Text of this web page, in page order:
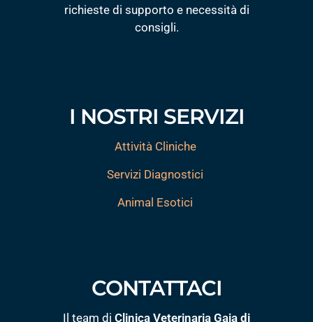
richieste di supporto e necessità di
consigli.
I NOSTRI SERVIZI
Attività Cliniche
Servizi Diagnostici
Animal Esotici
CONTATTACI
Il team di Clinica Veterinaria Gaia di